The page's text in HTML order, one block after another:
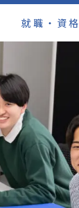
就職・資格